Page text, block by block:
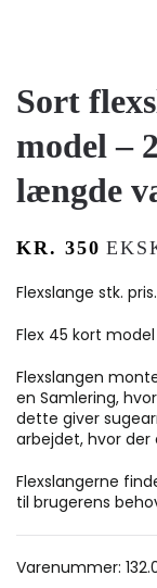
Sort
model –
længde
KR. 350
Flexslange stk. pris.
Flex 45 kort
Flexslangen
en Samlering,
dette giver
arbejdet, hvor der
Flexslangerne
til brugerens
Varenummer: